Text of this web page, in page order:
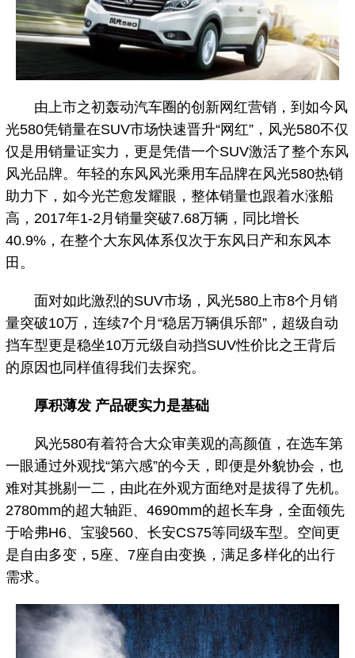
由上市之初轰动汽车圈的创新网红营销，到如今风
光580凭销量在SUV市场快速晋升“网红”，风光580不仅
仅是用销量证实力，更是凭借一个SUV激活了整个东风
风光品牌。年轻的东风风光乘用车品牌在风光580热销
助力下，如今光芒愈发耀眼，整体销量也跟着水涨船
高，2017年1-2月销量突破7.68万辆，同比增长
40.9%，在整个大东风体系仅次于东风日产和东风本
田。
面对如此激烈的SUV市场，风光580上市8个月销
量突破10万，连续7个月“稳居万辆俱乐部”，超级自动
挡车型更是稳坐10万元级自动挡SUV性价比之王背后
的原因也同样值得我们去探究。
厚积薄发 产品硬实力是基础
风光580有着符合大众审美观的高颜值，在选车第
一眼通过外观找“第六感”的今天，即便是外貌协会，也
难对其挑剔一二，由此在外观方面绝对是拔得了先机。
2780mm的超大轴距、4690mm的超长车身，全面领先
于哈弗H6、宝骏560、长安CS75等同级车型。空间更
是自由多变，5座、7座自由变换，满足多样化的出行
需求。